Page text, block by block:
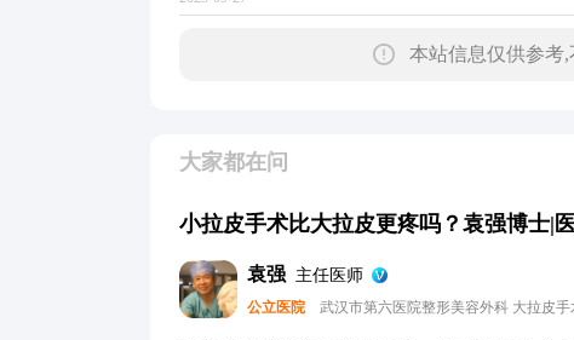
本站信息仅供参考
大家都在问
小拉皮手术比大拉皮更疼吗？袁强博士|
袁强 主任医师
公立医院 武汉市第六医院整形美容外科 大拉皮手